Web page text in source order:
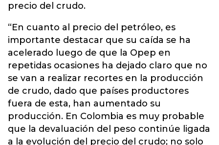
precio del crudo.
“En cuanto al precio del petróleo, es
importante destacar que su caída se ha
acelerado luego de que la Opep en
repetidas ocasiones ha dejado claro que no
se van a realizar recortes en la producción
de crudo, dado que países productores
fuera de esta, han aumentado su
producción. En Colombia es muy probable
que la devaluación del peso continúe ligada
a la evolución del precio del crudo; no solo